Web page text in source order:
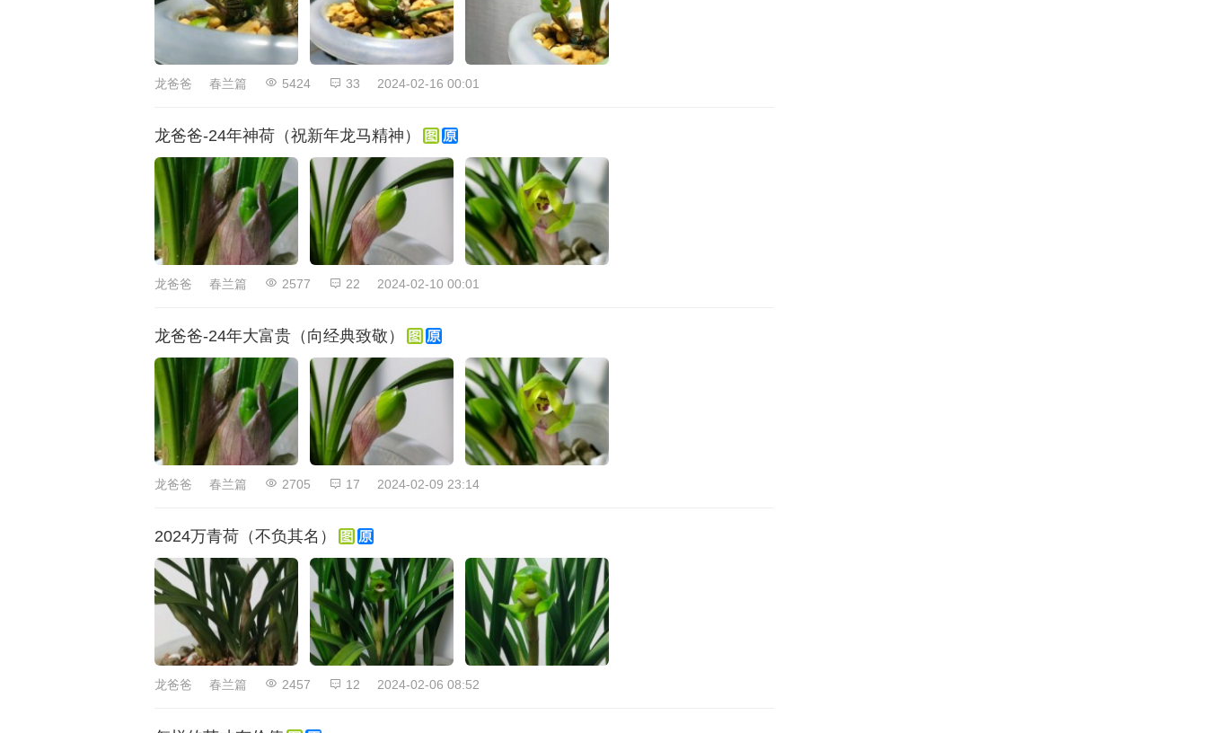
龙爸爸 春兰篇 5424 33 2024-02-16 00:01
龙爸爸-24年神荷（祝新年龙马精神）
龙爸爸 春兰篇 2577 22 2024-02-10 00:01
龙爸爸-24年大富贵（向经典致敬）
龙爸爸 春兰篇 2705 17 2024-02-09 23:14
2024万青荷（不负其名）
龙爸爸 春兰篇 2457 12 2024-02-06 08:52